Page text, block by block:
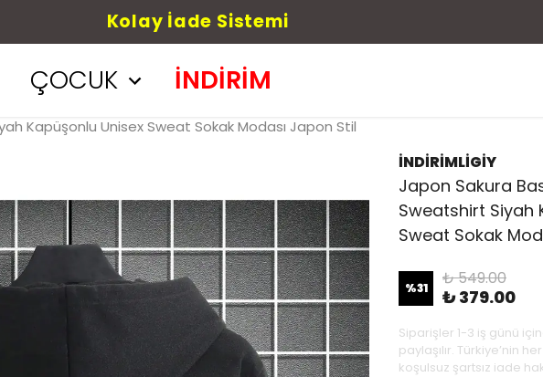
Havale/Eft %5 indirim
ÇOCUK İNDİRİM
Kapüşonlu Unisex Sweat Sokak Modası Japon Stil
İNDİRİMLİGİY
Japon Sakura
Sweatshirt Siyah
Sweat Sokak
%31 ₺ 549.00
₺ 379.00
Siparişler 1-3 iş günü
paylaşılır. Türkiye’nin
koşulsuz şartsız iade